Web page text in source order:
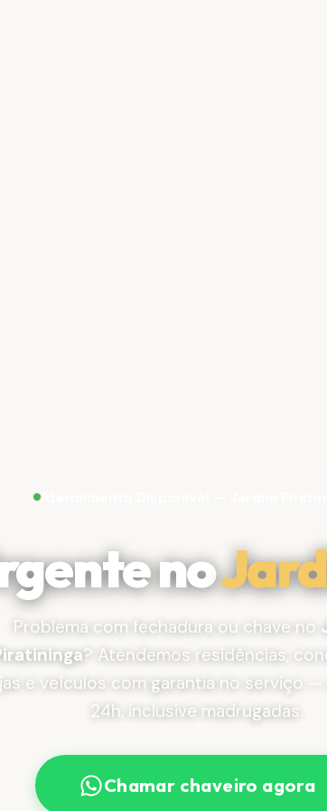
Atendimento Disponível — Jardim
no
Problema com fechadura ou chave no
? Atendemos residências,
e veículos com garantia no serviço —
24h, inclusive madrugadas.
Chamar chaveiro agora